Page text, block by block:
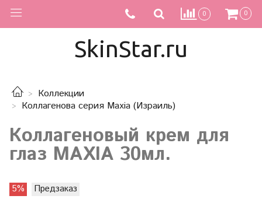
0 0
SkinStar.ru
Коллекции
Коллагенова серия Maxia (Израиль)
Коллагеновый крем для
глаз MAXIA 30мл.
5% Предзаказ